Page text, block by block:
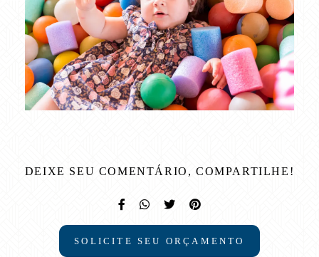
DEIXE SEU COMENTÁRIO, COMPARTILHE!
SOLICITE SEU ORÇAMENTO